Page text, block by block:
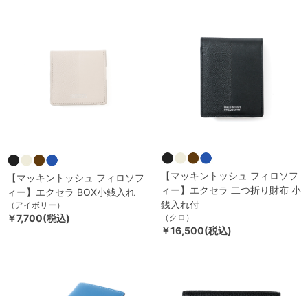
【マッキントッシュ フィロソフ
ィー】エクセラ BOX小銭入れ
（アイボリー）
￥7,700(税込)
【マッキントッシュ フィロソフ
ィー】エクセラ 二つ折り財布 小
銭入れ付
（クロ）
￥16,500(税込)